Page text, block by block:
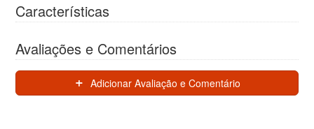
Características
Avaliações e Comentários
Adicionar Avaliação e Comentário